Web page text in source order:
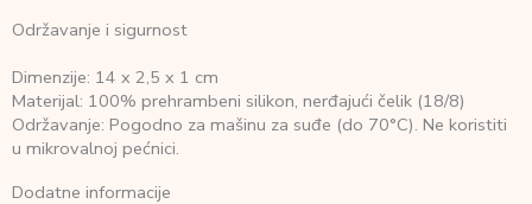
Održavanje i sigurnost
Dimenzije: 14 x 2,5 x 1 cm
Materijal: 100% prehrambeni silikon, nerđajući čelik (18/8)
Održavanje: Pogodno za mašinu za suđe (do 70°C). Ne koristiti
u mikrovalnoj pećnici.
Dodatne informacije